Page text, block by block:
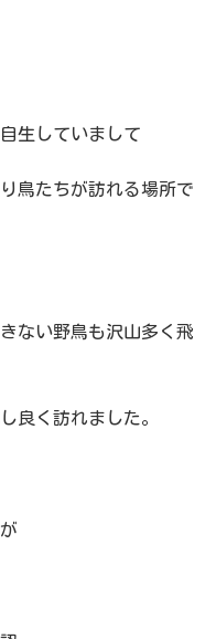
生していまして
鳥たちが訪れる場所で
ない野鳥も沢山多く飛
良く訪れました。